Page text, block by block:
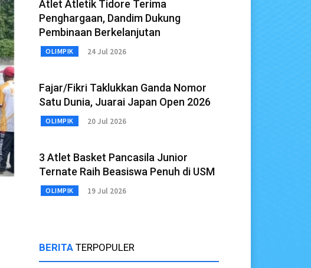
Atlet Atletik Tidore Terima
Penghargaan, Dandim Dukung
Pembinaan Berkelanjutan
OLIMPIK 24 Jul 2026
Fajar/Fikri Taklukkan Ganda Nomor
Satu Dunia, Juarai Japan Open 2026
OLIMPIK 20 Jul 2026
3 Atlet Basket Pancasila Junior
Ternate Raih Beasiswa Penuh di USM
OLIMPIK 19 Jul 2026
BERITA TERPOPULER